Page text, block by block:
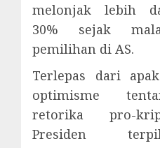
melonjak lebih
30% sejak
pemilihan di AS.
Terlepas dari
optimisme
retorika pro-
Presiden